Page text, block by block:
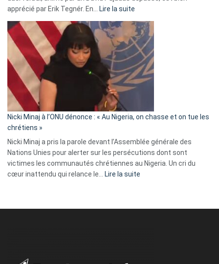
apprécié par Erik Tegnér. En… Lire la suite
Tegnér
exulte
« Zemmour
a
tout
parle
ses
tripes »
Nicki Minaj à l’ONU dénonce : « Au Nigeria, on chasse et on tue les
chrétiens »
Nicki Minaj a pris la parole devant l’Assemblée générale des
Nations Unies pour alerter sur les persécutions dont sont
victimes les communautés chrétiennes au Nigeria. Un cri du
cœur inattendu qui relance le… Lire la suite